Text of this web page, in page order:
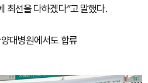
최선을 다하겠다”고 말했다.
대병원에서도 합류